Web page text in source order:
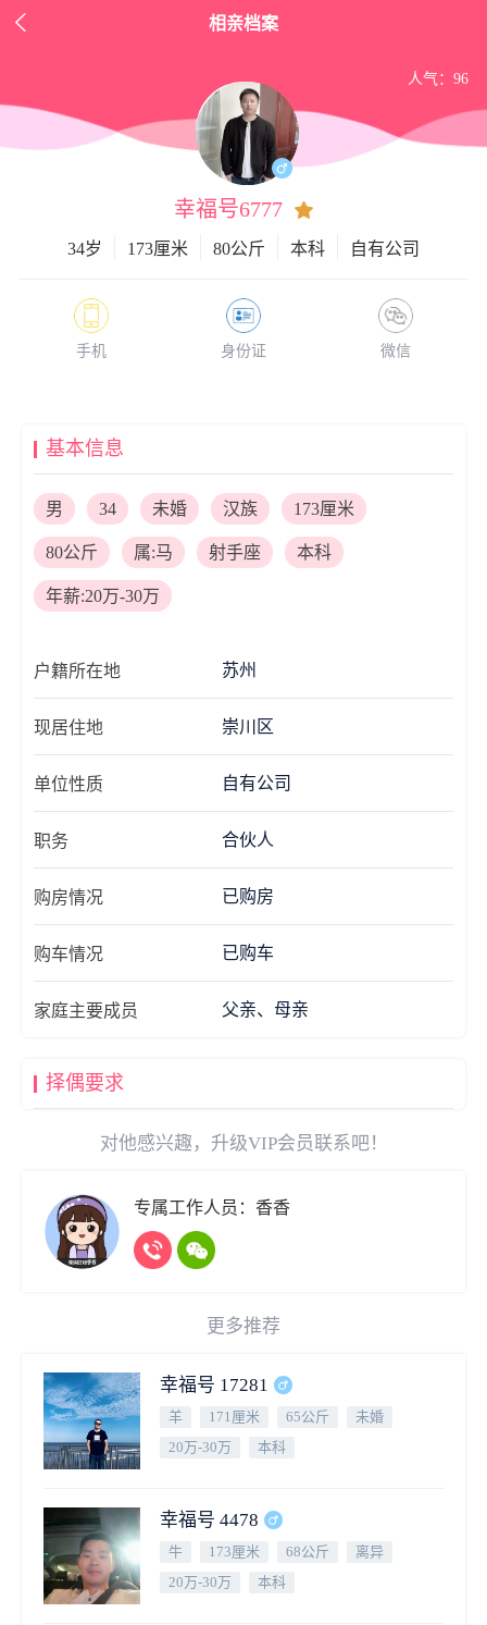
 相亲档案
人气：96
幸福号6777
34岁 173厘米 80公斤 本科 自有公司
手机 身份证 微信
基本信息
男 34 未婚 汉族 173厘米
80公斤 属:马 射手座 本科
年薪:20万-30万
户籍所在地 苏州
现居住地 崇川区
单位性质 自有公司
职务 合伙人
购房情况 已购房
购车情况 已购车
家庭主要成员 父亲、母亲
择偶要求
对他感兴趣，升级VIP会员联系吧！
专属工作人员：香香
更多推荐
幸福号 17281
羊 171厘米 65公斤
未婚
20万-30万
本科
幸福号 4478
牛 173厘米 68公斤
离异
20万-30万
本科